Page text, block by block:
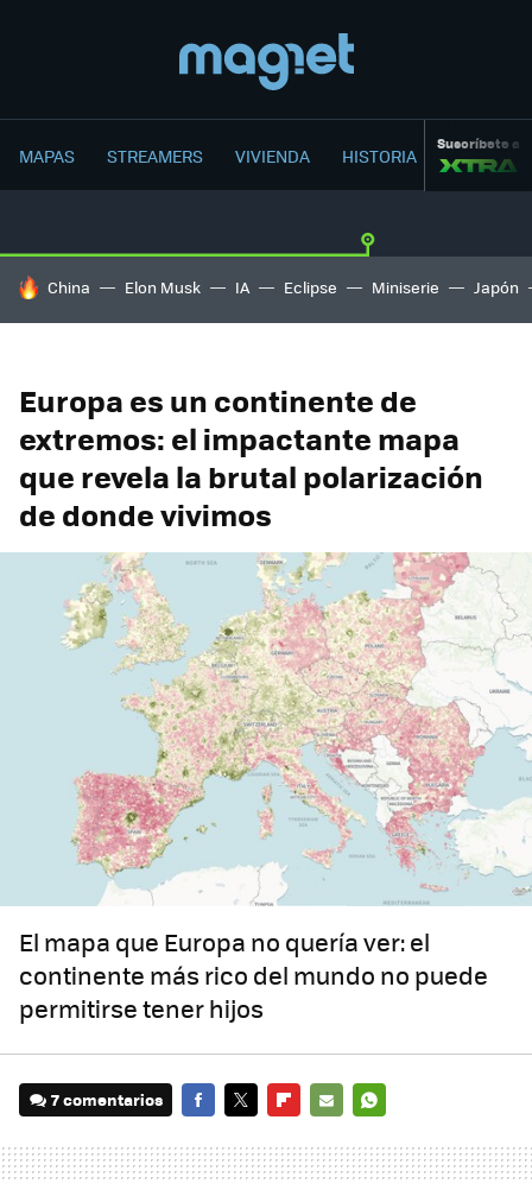
MAPAS STREAMERS VIVIENDA HISTORIA Suscríbete a
HOY SE HABLA DE
China Elon Musk IA Eclipse Miniserie Japón
Europa es un continente de
extremos: el impactante mapa
que revela la brutal polarización
de donde vivimos
El mapa que Europa no quería ver: el
continente más rico del mundo no puede
permitirse tener hijos
7 comentarios
MAIL